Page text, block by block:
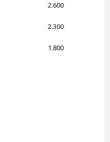
2.600
2.300
1.800